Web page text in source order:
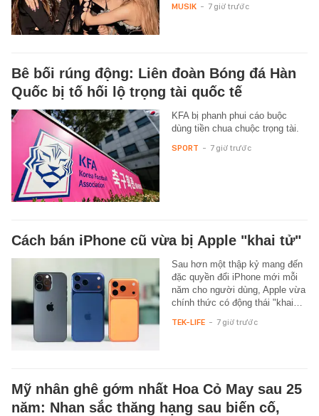
MUSIK - 7 giờ trước
Bê bối rúng động: Liên đoàn Bóng đá Hàn
Quốc bị tố hối lộ trọng tài quốc tế
KFA bị phanh phui cáo buộc
dùng tiền chua chuộc trọng tài.
SPORT - 7 giờ trước
Cách bán iPhone cũ vừa bị Apple "khai tử"
Sau hơn một thập kỷ mang đến
đặc quyền đổi iPhone mới mỗi
năm cho người dùng, Apple vừa
chính thức có động thái "khai…
TEK-LIFE - 7 giờ trước
Mỹ nhân ghê gớm nhất Hoa Cỏ May sau 25
năm: Nhan sắc thăng hạng sau biến cố,